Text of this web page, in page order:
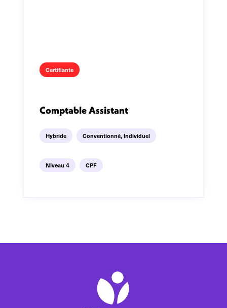
Certifiante
Comptable Assistant
Hybride Conventionné, Individuel
Niveau 4 CPF